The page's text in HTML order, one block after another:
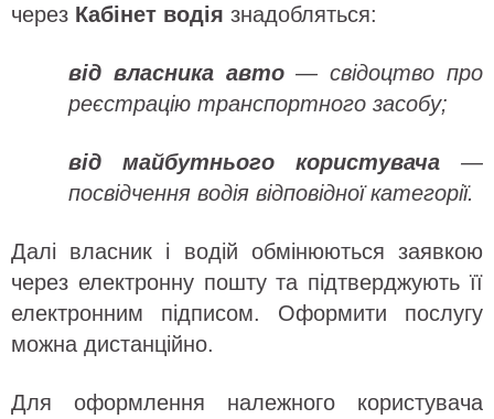
через Кабінет водія знадобляться:
від власника авто— свідоцтво про
реєстрацію транспортного засобу;
від майбутнього користувача —
посвідчення водія відповідної категорії.
Далі власник і водій обмінюються заявкою
через електронну пошту та підтверджують її
електронним підписом. Оформити послугу
можна дистанційно.
Для оформлення належного користувача